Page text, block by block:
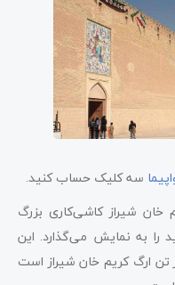
سه کلیک حساب کنید.
خان شیراز کاشی‌کاری بزرگ
را به نمایش می‌گذارد. این
تن ارگ کریم خان شیراز است